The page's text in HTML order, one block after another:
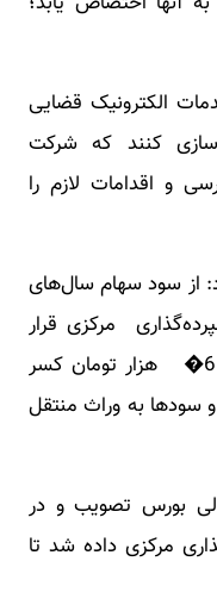
الکترونیک قضایی
کنند که شرکت
و اقدامات لازم را
از سود سهام سال‌های
مرکزی قرار
دارد، هزینه انتقال به مبلغ کمتر از 6� هزار تومان کسر
سودها به وراث منتقل
بورس تصویب و در
مرکزی داده شد تا